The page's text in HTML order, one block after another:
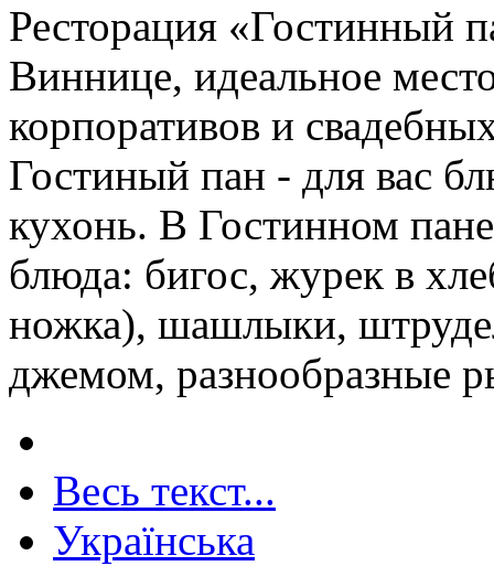
Ресторация «Гостинный
Виннице, идеальное
корпоративов и
Гостиный пан - для вас
кухонь. В Гостинном
блюда: бигос, журек в
ножка), шашлыки,
джемом, разнообразные
Весь текст...
Українська